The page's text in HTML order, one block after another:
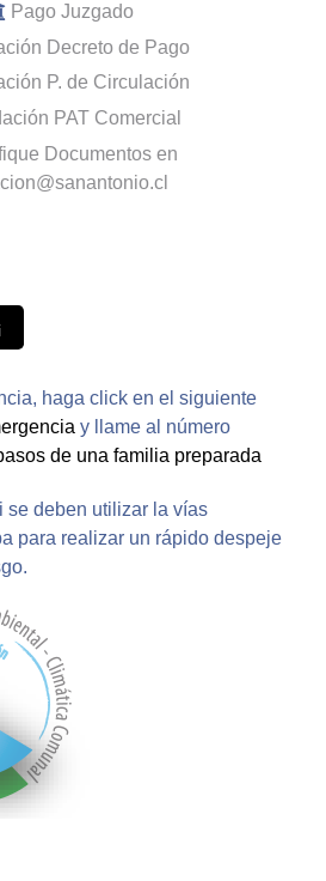
Pago Juzgado
Decreto de Pago
P. de Circulación
PAT Comercial
Documentos en
haga click en el siguiente
y llame al número
de una familia preparada
se deben utilizar la vías
para realizar un rápido despeje